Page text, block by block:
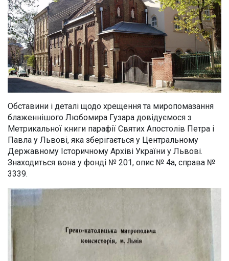
Обставини і деталі щодо хрещення та миропомазання
блаженнішого Любомира Гузара довідуємося з
Метрикальної книги парафії Святих Апостолів Петра і
Павла у Львові, яка зберігається у Центральному
Державному Історичному Архіві України у Львові.
Знаходиться вона у фонді № 201, опис № 4а, справа №
3339.